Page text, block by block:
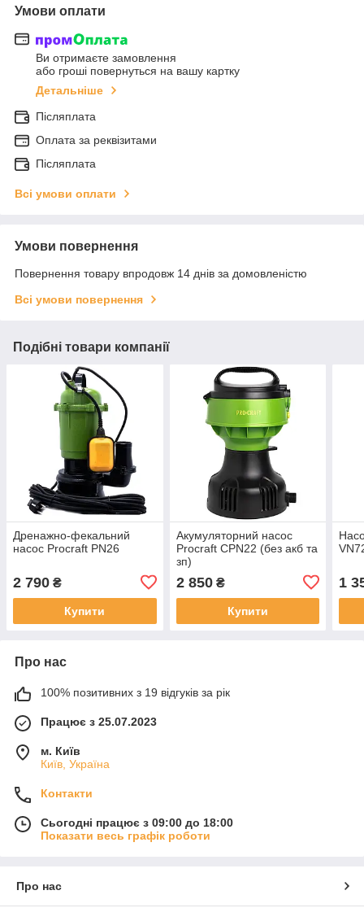
Умови оплати
Ви отримаєте замовлення
або гроші повернуться на вашу картку
Детальніше
Післяплата
Оплата за реквізитами
Післяплата
Всі умови оплати
Умови повернення
Повернення товару впродовж 14 днів за домовленістю
Всі умови повернення
Подібні товари компанії
Дренажно-фекальний
насос Procraft PN26
2 790 ₴
Купити
Акумуляторний насос
Procraft CPN22 (без акб та
зп)
2 850₴
Купити
1
Про нас
100% позитивних з 19 відгуків за рік
Працює з 25.07.2023
м. Київ
Київ, Україна
Контакти
Сьогодні працює з 09:00 до 18:00
Показати весь графік роботи
Про нас